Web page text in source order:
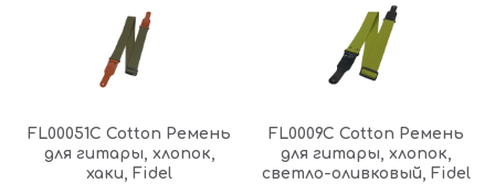
FL00051C Cotton Ремень
для гитары, хлопок,
хаки, Fidel
FL0009C Cotton Ремень
для гитары, хлопок,
светло-оливковый, Fidel